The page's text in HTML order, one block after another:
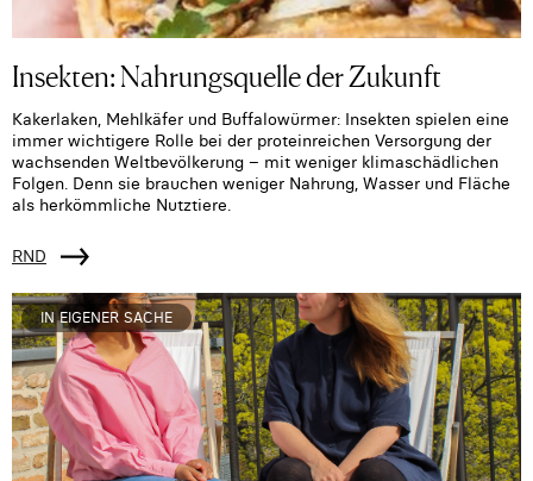
Insekten: Nahrungsquelle der Zukunft
Kakerlaken, Mehlkäfer und Buffalowürmer: Insekten spielen eine
immer wichtigere Rolle bei der proteinreichen Versorgung der
wachsenden Weltbevölkerung – mit weniger klimaschädlichen
Folgen. Denn sie brauchen weniger Nahrung, Wasser und Fläche
als herkömmliche Nutztiere.
RND
IN EIGENER SACHE